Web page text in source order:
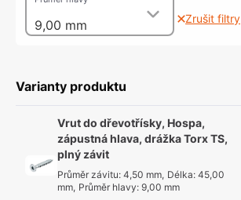
9,00 mm Zrušit filtry
Varianty produktu
Vrut do dřevotřísky, Hospa,
zápustná hlava, drážka Torx TS,
plný závit
Průměr závitu:4,50 mm, Délka:45,00
mm, Průměr hlavy:9,00 mm